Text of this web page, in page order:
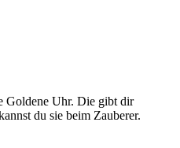
Goldene Uhr. Die gibt dir
du sie beim Zauberer.